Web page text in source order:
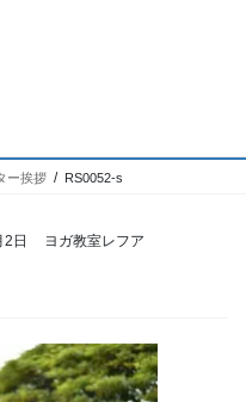
ー挨拶 RS0052-s
2日 ヨガ教室レフア